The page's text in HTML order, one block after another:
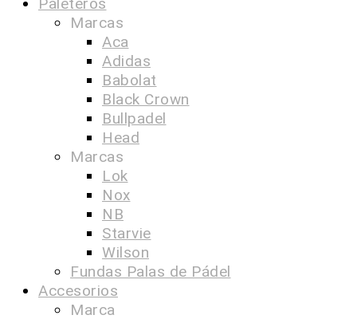
Marcas
Aca
Adidas
Babolat
Black Crown
Bullpadel
Head
Marcas
Lok
Nox
NB
Starvie
Wilson
Fundas Palas de Pádel
Accesorios
Marca